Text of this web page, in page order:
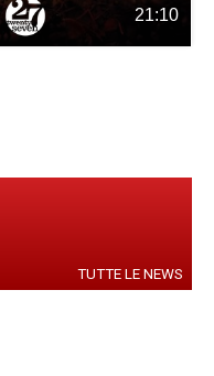
21:10
TUTTE LE NEWS